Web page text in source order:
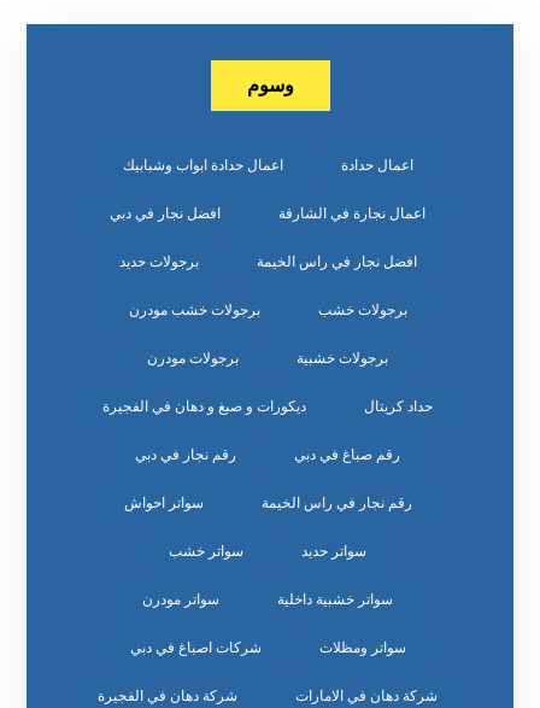
وسوم
اعمال حدادة اعمال حدادة ابواب وشبابيك
اعمال نجارة في الشارقة افضل نجار في دبي
افضل نجار في راس الخيمة برجولات حديد
برجولات خشب برجولات خشب مودرن
برجولات خشبية برجولات مودرن
حداد كريتال ديكورات و صبغ و دهان في الفجيرة
رقم صباغ في دبي رقم نجار في دبي
رقم نجار في راس الخيمة سواتر احواش
سواتر حديد سواتر خشب
سواتر خشبية داخلية سواتر مودرن
سواتر ومظلات شركات اصباغ في دبي
شركة دهان في الامارات شركة دهان في الفجيرة